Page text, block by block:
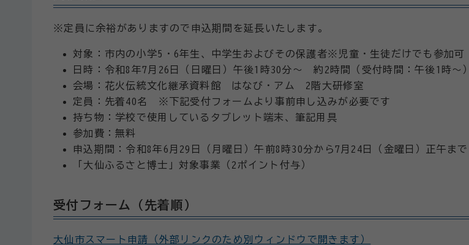
※定員に余裕がありますので申込期間を延長いたします。
対象：市内の小学5・6年生、中学生およびその保護者※児童・生徒だけでも参加可
日時：令和8年7月26日（日曜日）午後1時30分～ 約2時間（受付時間：午後1時～）
会場：花火伝統文化継承資料館 はなび・アム 2階大研修室
定員：先着40名 ※下記受付フォームより事前申し込みが必要です
持ち物：学校で使用しているタブレット端末、筆記用具
参加費：無料
申込期間：令和8年6月29日（月曜日）午前8時30分から7月24日（金曜日）正午まで
「大仙ふるさと博士」対象事業（2ポイント付与）
受付フォーム（先着順）
大仙市スマート申請（外部リンクのため別ウィンドウで開きます）